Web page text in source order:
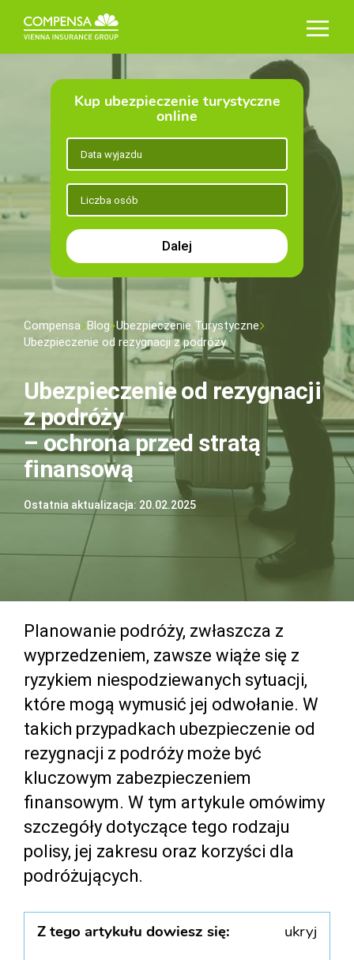
Kup ubezpieczenie turystyczne
online
Dalej
Compensa Blog Ubezpieczenie Turystyczne
Ubezpieczenie od rezygnacji z podróży
Ubezpieczenie od rezygnacji
z podróży
– ochrona przed stratą
finansową
Ostatnia aktualizacja: 20.02.2025
Planowanie podróży, zwłaszcza z
wyprzedzeniem, zawsze wiąże się z
ryzykiem niespodziewanych sytuacji,
które mogą wymusić jej odwołanie. W
takich przypadkach ubezpieczenie od
rezygnacji z podróży może być
kluczowym zabezpieczeniem
finansowym. W tym artykule omówimy
szczegóły dotyczące tego rodzaju
polisy, jej zakresu oraz korzyści dla
podróżujących.
Z tego artykułu dowiesz się: ukryj